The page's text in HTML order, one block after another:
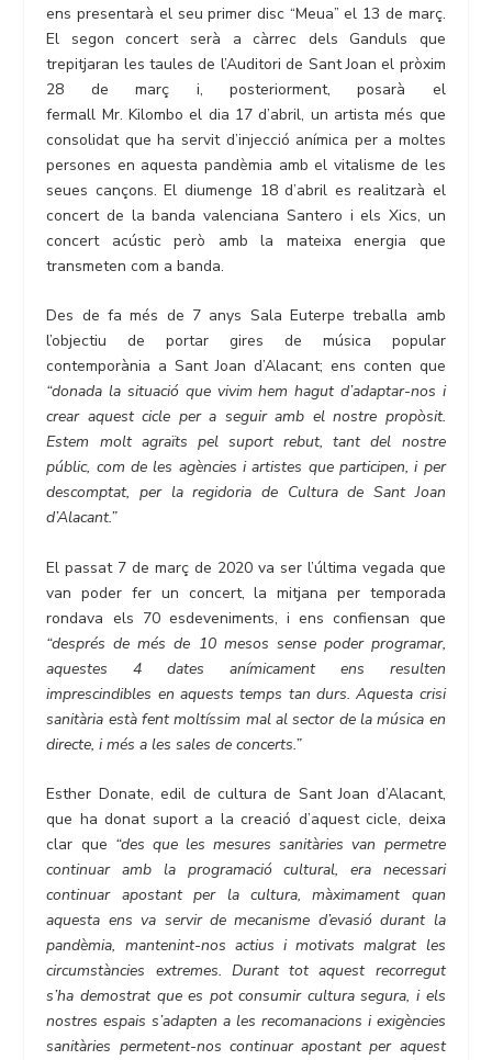
ens presentarà el seu primer disc “Meua” el 13 de març.
El segon concert serà a càrrec dels Ganduls que
trepitjaran les taules de l’Auditori de Sant Joan el pròxim
28 de març i, posteriorment, posarà el
fermall Mr. Kilombo el dia 17 d’abril, un artista més que
consolidat que ha servit d’injecció anímica per a moltes
persones en aquesta pandèmia amb el vitalisme de les
seues cançons. El diumenge 18 d’abril es realitzarà el
concert de la banda valenciana Santero i els Xics, un
concert acústic però amb la mateixa energia que
transmeten com a banda.
Des de fa més de 7 anys Sala Euterpe treballa amb
l’objectiu de portar gires de música popular
contemporània a Sant Joan d’Alacant; ens conten que
“donada la situació que vivim hem hagut d’adaptar-nos i
crear aquest cicle per a seguir amb el nostre propòsit.
Estem molt agraïts pel suport rebut, tant del nostre
públic, com de les agències i artistes que participen, i per
descomptat, per la regidoria de Cultura de Sant Joan
d’Alacant.”
El passat 7 de març de 2020 va ser l’última vegada que
van poder fer un concert, la mitjana per temporada
rondava els 70 esdeveniments, i ens confiensan que
“després de més de 10 mesos sense poder programar,
aquestes 4 dates anímicament ens resulten
imprescindibles en aquests temps tan durs. Aquesta crisi
sanitària està fent moltíssim mal al sector de la música en
directe, i més a les sales de concerts.”
Esther Donate, edil de cultura de Sant Joan d’Alacant,
que ha donat suport a la creació d’aquest cicle, deixa
clar que “des que les mesures sanitàries van permetre
continuar amb la programació cultural, era necessari
continuar apostant per la cultura, màximament quan
aquesta ens va servir de mecanisme d’evasió durant la
pandèmia, mantenint-nos actius i motivats malgrat les
circumstàncies extremes. Durant tot aquest recorregut
s’ha demostrat que es pot consumir cultura segura, i els
nostres espais s’adapten a les recomanacions i exigències
sanitàries permetent-nos continuar apostant per aquest